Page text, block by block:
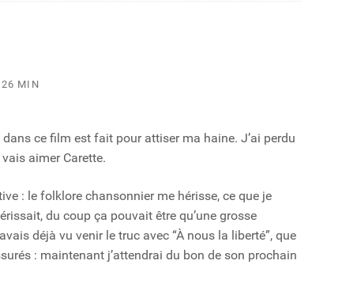
26 MIN
ce film est fait pour attiser ma haine. J’ai perdu
aimer Carette.
: le folklore chansonnier me hérisse, ce que je
du coup ça pouvait être qu’une grosse
déjà vu venir le truc avec “À nous la liberté”, que
: maintenant j’attendrai du bon de son prochain